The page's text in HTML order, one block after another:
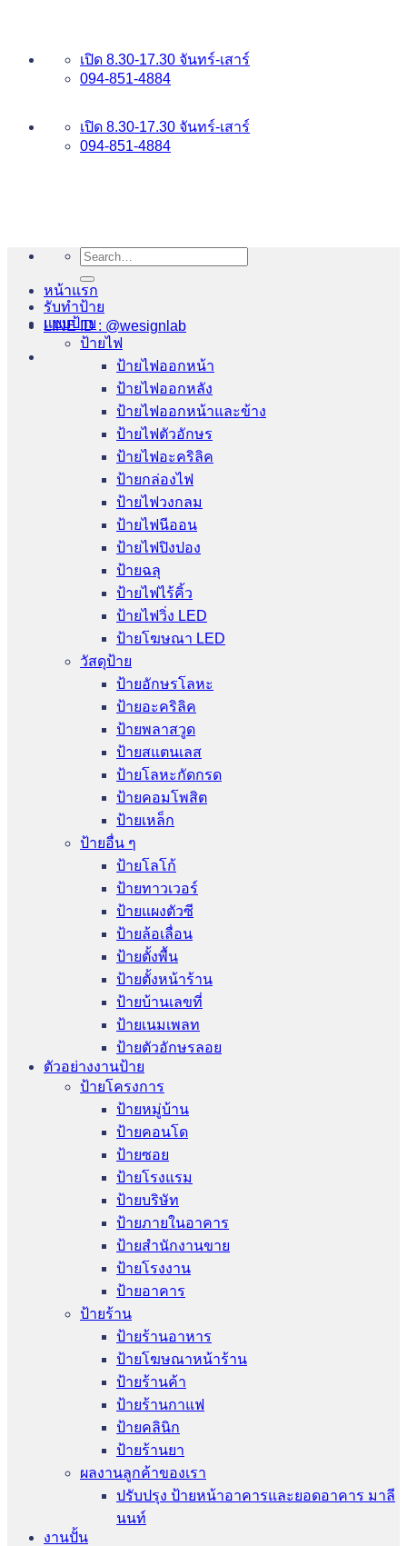
เปิด 8.30-17.30 จันทร์-เสาร์
094-851-4884
เปิด 8.30-17.30 จันทร์-เสาร์
094-851-4884
LINE ID : @wesignlab
Search
for:
หน้าแรก
รับทำป้าย
แบบป้าย
ป้ายไฟ
ป้ายไฟออกหน้า
ป้ายไฟออกหลัง
ป้ายไฟออกหน้าและข้าง
ป้ายไฟตัวอักษร
ป้ายไฟอะคริลิค
ป้ายกล่องไฟ
ป้ายไฟวงกลม
ป้ายไฟนีออน
ป้ายไฟปิงปอง
ป้ายฉลุ
ป้ายไฟไร้คิ้ว
ป้ายไฟวิ่ง LED
ป้ายโฆษณา LED
วัสดุป้าย
ป้ายอักษรโลหะ
ป้ายอะคริลิค
ป้ายพลาสวูด
ป้ายสแตนเลส
ป้ายโลหะกัดกรด
ป้ายคอมโพสิต
ป้ายเหล็ก
ป้ายอื่น ๆ
ป้ายโลโก้
ป้ายทาวเวอร์
ป้ายแผงตัวซี
ป้ายล้อเลื่อน
ป้ายตั้งพื้น
ป้ายตั้งหน้าร้าน
ป้ายบ้านเลขที่
ป้ายเนมเพลท
ป้ายตัวอักษรลอย
ตัวอย่างงานป้าย
ป้ายโครงการ
ป้ายหมู่บ้าน
ป้ายคอนโด
ป้ายซอย
ป้ายโรงแรม
ป้ายบริษัท
ป้ายภายในอาคาร
ป้ายสำนักงานขาย
ป้ายโรงงาน
ป้ายอาคาร
ป้ายร้าน
ป้ายร้านอาหาร
ป้ายโฆษณาหน้าร้าน
ป้ายร้านค้า
ป้ายร้านกาแฟ
ป้ายคลินิก
ป้ายร้านยา
ผลงานลูกค้าของเรา
ปรับปรุง ป้ายหน้าอาคารและยอดอาคาร มาลี
นนท์
งานปั้น